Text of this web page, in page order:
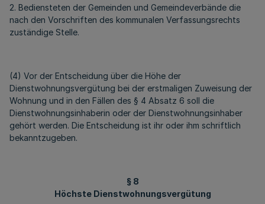
2. Bediensteten der Gemeinden und Gemeindeverbände die
nach den Vorschriften des kommunalen Verfassungsrechts
zuständige Stelle.
(4) Vor der Entscheidung über die Höhe der
Dienstwohnungsvergütung bei der erstmaligen Zuweisung der
Wohnung und in den Fällen des § 4 Absatz 6 soll die
Dienstwohnungsinhaberin oder der Dienstwohnungsinhaber
gehört werden. Die Entscheidung ist ihr oder ihm schriftlich
bekanntzugeben.
§ 8
Höchste Dienstwohnungsvergütung